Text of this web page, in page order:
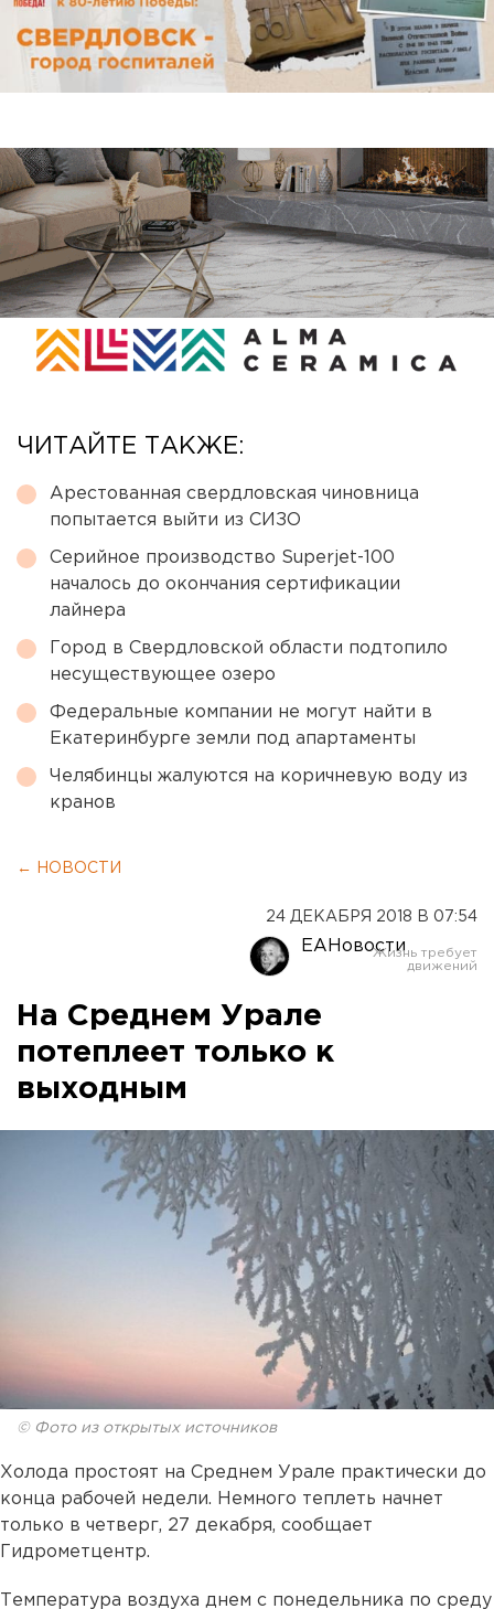
ЧИТАЙТЕ ТАКЖЕ:
Арестованная свердловская чиновница
попытается выйти из СИЗО
Серийное производство Superjet-100
началось до окончания сертификации
лайнера
Город в Свердловской области подтопило
несуществующее озеро
Федеральные компании не могут найти в
Екатеринбурге земли под апартаменты
Челябинцы жалуются на коричневую воду из
кранов
← НОВОСТИ
24 ДЕКАБРЯ 2018 В 07:54
ЕАНовости
На Среднем Урале
потеплеет только к
выходным
© Фото из открытых источников
Холода простоят на Среднем Урале практически до
конца рабочей недели. Немного теплеть начнет
только в четверг, 27 декабря, сообщает
Гидрометцентр.
Температура воздуха днем с понедельника по среду